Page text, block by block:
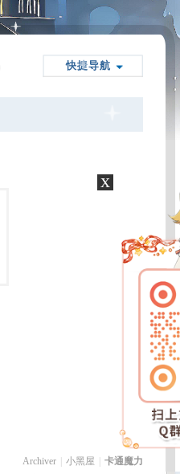
快捷导航
Archiver 小黑屋 卡通魔力
x